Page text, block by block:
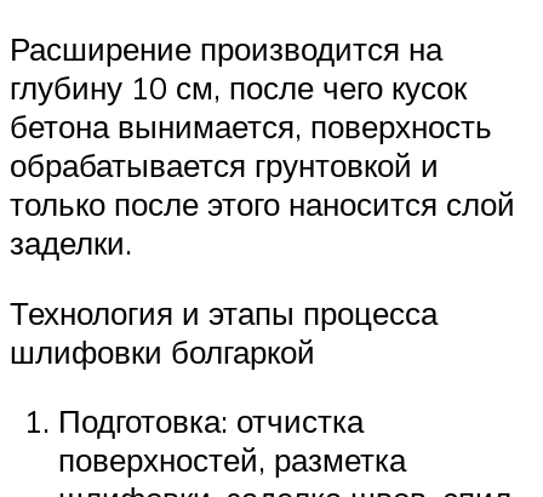
Расширение производится на
глубину 10 см, после чего кусок
бетона вынимается, поверхность
обрабатывается грунтовкой и
только после этого наносится слой
заделки.
Технология и этапы процесса
шлифовки болгаркой
Подготовка: отчистка
поверхностей, разметка